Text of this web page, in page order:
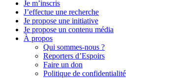
Je m’inscris
J’effectue une recherche
Je propose une initiative
Je propose un contenu média
À propos
Qui sommes-nous ?
Reporters d’Espoirs
Faire un don
Politique de confidentialité